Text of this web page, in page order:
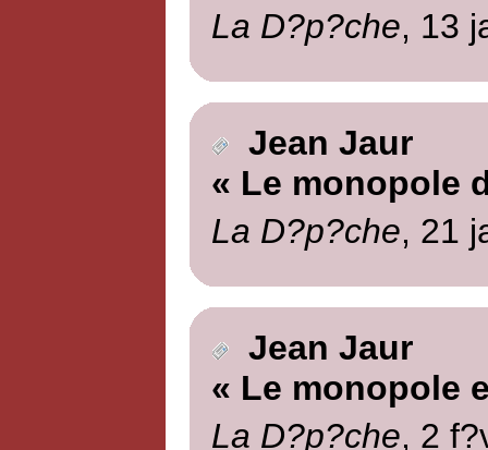
La D?p?che, 13
Jean Jaur
« Le monopole
La D?p?che, 21
Jean Jaur
« Le monopole
La D?p?che, 2